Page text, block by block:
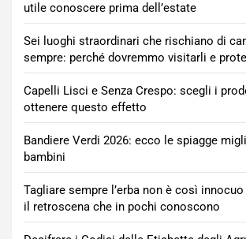
utile conoscere prima dell’estate
Sei luoghi straordinari che rischiano di
sempre: perché dovremmo visitarli e
Capelli Lisci e Senza Crespo: scegli i
ottenere questo effetto
Bandiere Verdi 2026: ecco le spiagge
bambini
Tagliare sempre l’erba non è così
il retroscena che in pochi conoscono